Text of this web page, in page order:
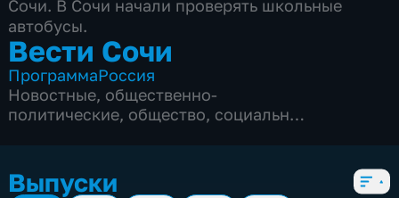
Сочи. В Сочи начали проверять школьные
автобусы.
Вести Сочи
ПрограммаРоссия
Новостные, общественно-
политические, общество, социально-
Выпуски